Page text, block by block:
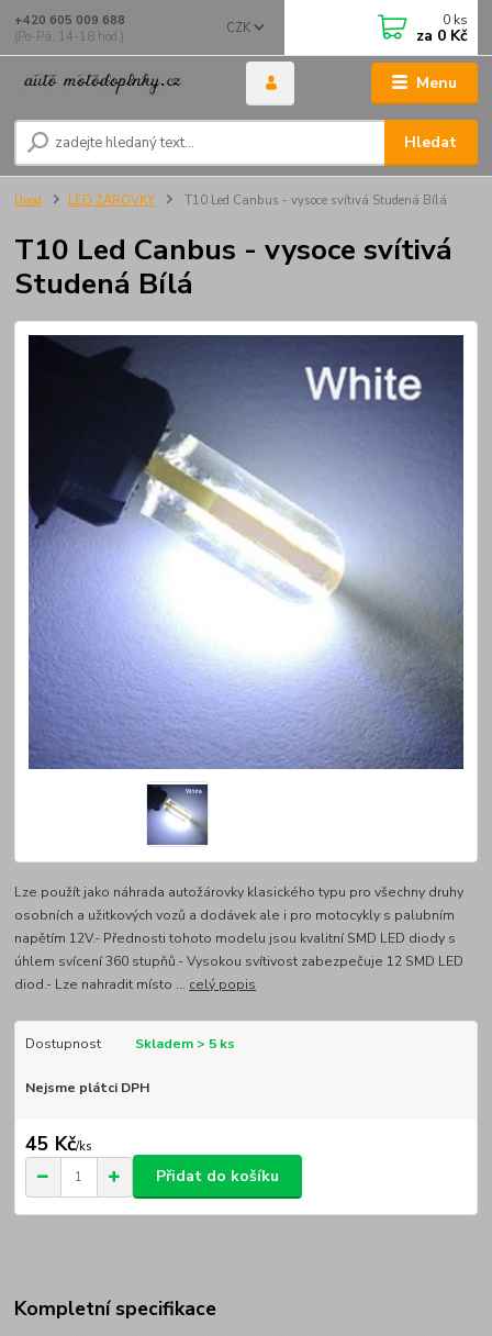
Menu
CZK
Hledat
+420 605 009 688
(Po-Pá, 14-18 hod.)
0 ks
za 0 Kč
Úvod LED ŽÁROVKY T10 Led Canbus - vysoce svítivá Studená Bílá
T10 Led Canbus - vysoce svítivá
Studená Bílá
Lze použít jako náhrada autožárovky klasického typu pro všechny druhy
osobních a užitkových vozů a dodávek ale i pro motocykly s palubním
napětím 12V.- Přednosti tohoto modelu jsou kvalitní SMD LED diody s
úhlem svícení 360 stupňů.- Vysokou svítivost zabezpečuje 12 SMD LED
diod.- Lze nahradit místo ... celý popis
Dostupnost Skladem > 5 ks
Nejsme plátci DPH
45 Kč/ks
Přidat do košíku
Kompletní specifikace